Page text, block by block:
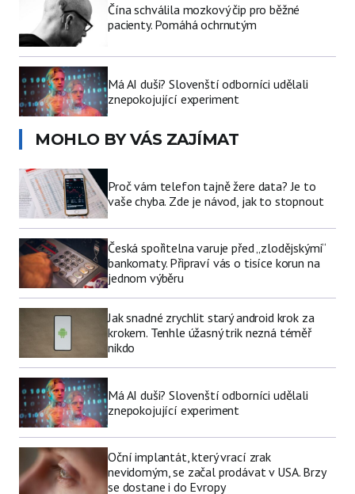
Čína schválila mozkový čip pro běžné
pacienty. Pomáhá ochrnutým
Má AI duši? Slovenští odborníci udělali
znepokojující experiment
MOHLO BY VÁS ZAJÍMAT
Proč vám telefon tajně žere data? Je to
vaše chyba. Zde je návod, jak to stopnout
Česká spořitelna varuje před „zlodějskými“
bankomaty. Připraví vás o tisíce korun na
jednom výběru
Jak snadné zrychlit starý android krok za
krokem. Tenhle úžasný trik nezná téměř
nikdo
Má AI duši? Slovenští odborníci udělali
znepokojující experiment
Oční implantát, který vrací zrak
nevidomým, se začal prodávat v USA. Brzy
se dostane i do Evropy